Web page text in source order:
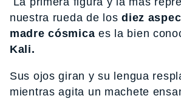
nuestra rueda de losdiez
madre cósmica es la bien
Kali.
Sus ojos giran y su lengua
mientras agita un machete